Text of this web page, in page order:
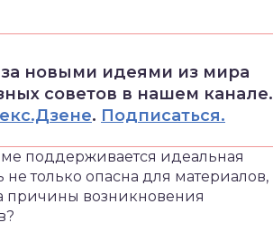
новыми идеями из мира
советов в нашем канале.
. Подписаться.
поддерживается идеальная
не только опасна для материалов,
причины возникновения